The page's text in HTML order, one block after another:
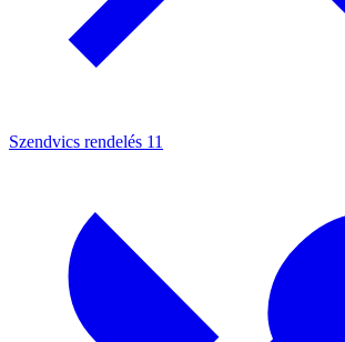
Szendvics rendelés 11